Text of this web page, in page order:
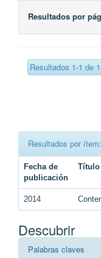
Resultados por
Resultados 1-1 de
Resultados por ítem:
Fecha de
publicación
Título
2014
Descubrir
Palabras claves